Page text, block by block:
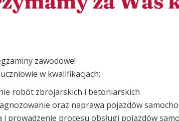
zawodowe!
w kwalifikacjach:
robót zbrojarskich i betoniarskich
oraz naprawa pojazdów
i prowadzenie procesu obsługi pojazdów